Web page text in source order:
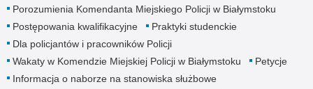
Porozumienia Komendanta Miejskiego Policji w Białymstoku
Postępowania kwalifikacyjne
Praktyki studenckie
Dla policjantów i pracowników Policji
Wakaty w Komendzie Miejskiej Policji w Białymstoku
Petycje
Informacja o naborze na stanowiska służbowe